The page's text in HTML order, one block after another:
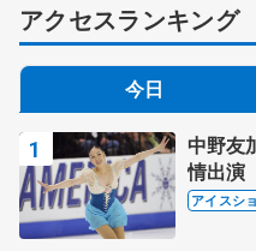
アクセスランキング
今日
中野友
情出演
ス」
アイスシ